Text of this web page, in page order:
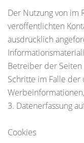
Der Nutzung von im
veröffentlichten
ausdrücklich
Betreiber der
Schritte im Falle der
3. Datenerfassung
Cookies